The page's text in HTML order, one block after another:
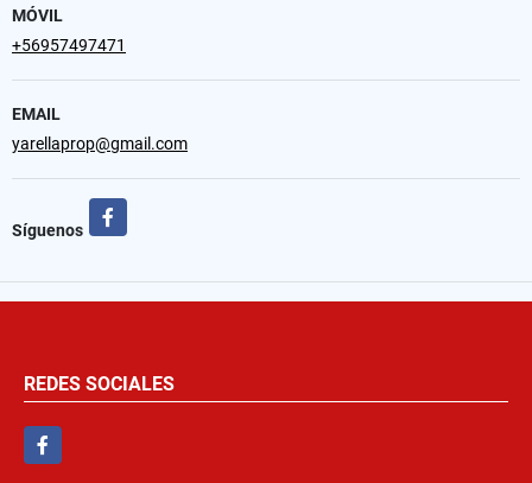
MÓVIL
+56957497471
EMAIL
yarellaprop@gmail.com
Síguenos
Facebook
REDES SOCIALES
Facebook